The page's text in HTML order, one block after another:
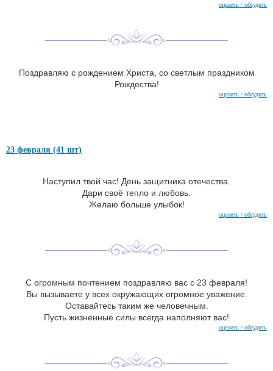
оценить / обсудить
Поздравляю с рождением Христа, со светлым праздником
Рождества!
оценить / обсудить
23 февраля (41 шт)
Наступил твой час! День защитника отечества.
Дари своё тепло и любовь.
Желаю больше улыбок!
оценить / обсудить
С огромным почтением поздравляю вас с 23 февраля!
Вы вызываете у всех окружающих огромное уважение.
Оставайтесь таким же человечным.
Пусть жизненные силы всегда наполняют вас!
оценить / обсудить